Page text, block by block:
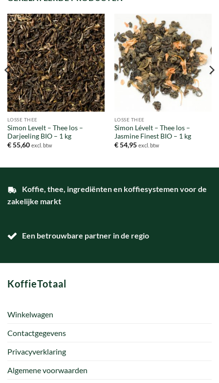
LOSSE THEE
Simon Levelt – Thee los –
Darjeeling BIO – 1 kg
€55,60 excl. btw
LOSSE THEE
Simon Lévelt – Thee los –
Jasmine Finest BIO – 1 kg
€54,95 excl. btw
Koffie, thee, ingrediënten en koffiesystemen voor de
zakelijke markt
Een betrouwbare partner in de regio
KoffieTotaal
Winkelwagen
Contactgegevens
Privacyverklaring
Algemene voorwaarden